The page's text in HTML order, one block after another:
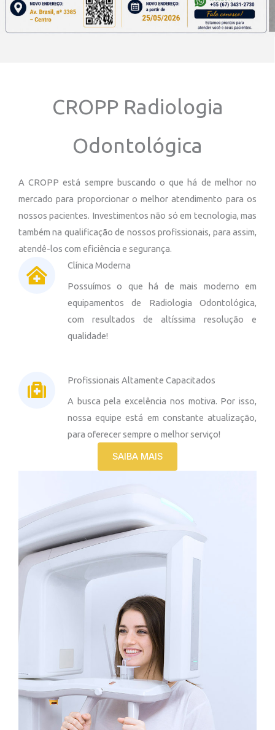
CROPP Radiologia
Odontológica
A CROPP está sempre buscando o que há de melhor no
mercado para proporcionar o melhor atendimento para os
nossos pacientes. Investimentos não só em tecnologia, mas
também na qualificação de nossos profissionais, para assim,
atendê-los com eficiência e segurança.
Clínica Moderna
Possuímos o que há de mais moderno em
equipamentos de Radiologia Odontológica,
com resultados de altíssima resolução e
qualidade!
Profissionais Altamente Capacitados
A busca pela excelência nos motiva. Por isso,
nossa equipe está em constante atualização,
para oferecer sempre o melhor serviço!
SAIBA MAIS